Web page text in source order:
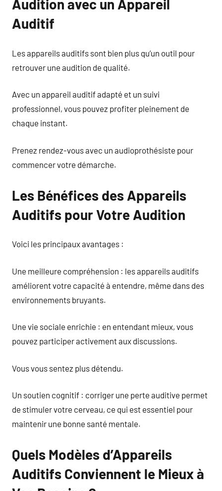
Audition avec un Appareil
Auditif
Les appareils auditifs sont bien plus qu’un outil pour
retrouver une audition de qualité.
Avec un appareil auditif adapté et un suivi
professionnel, vous pouvez profiter pleinement de
chaque instant.
Prenez rendez-vous avec un audioprothésiste pour
commencer votre démarche.
Les Bénéfices des Appareils
Auditifs pour Votre Audition
Voici les principaux avantages :
Une meilleure compréhension : les appareils auditifs
améliorent votre capacité à entendre, même dans des
environnements bruyants.
Une vie sociale enrichie : en entendant mieux, vous
pouvez participer activement aux discussions.
Vous vous sentez plus détendu.
Un soutien cognitif : corriger une perte auditive permet
de stimuler votre cerveau, ce qui est essentiel pour
maintenir une bonne santé mentale.
Quels Modèles d’Appareils
Auditifs Conviennent le Mieux à